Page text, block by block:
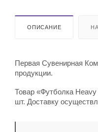
ОПИСАНИЕ
Первая Сувенирная
продукции.
Товар «Футболка
шт. Доставку